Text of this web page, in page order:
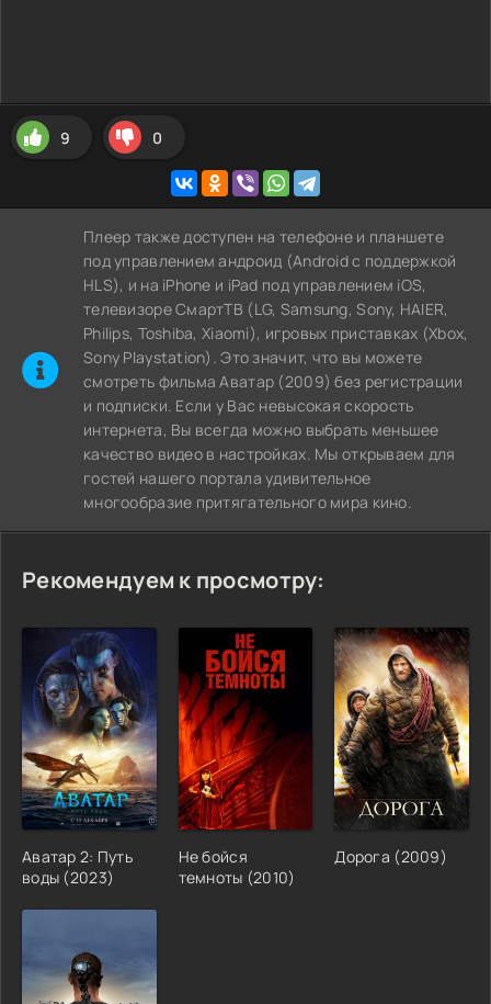
9 0
Плеер также доступен на телефоне и планшете
под управлением андроид (Android с поддержкой
HLS), и на iPhone и iPad под управлением iOS,
телевизоре СмартТВ (LG, Samsung, Sony, HAIER,
Philips, Toshiba, Xiaomi), игровых приставках (Xbox,
Sony Playstation). Это значит, что вы можете
cмотреть фильма Аватар (2009) без регистрации
и подписки. Если у Вас невысокая скорость
интернета, Вы всегда можно выбрать меньшее
качество видео в настройках. Мы открываем для
гостей нашего портала удивительное
многообразие притягательного мира кино.
Рекомендуем к просмотру:
Аватар 2: Путь
воды (2023)
Не бойся
темноты (2010)
Дорога (2009)